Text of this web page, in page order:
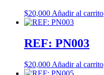
$20,000 Añadir al carrito
REF: PN003
$20,000 Añadir al carrito